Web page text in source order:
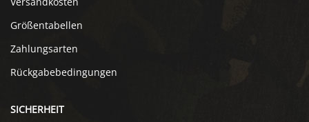
Größentabellen
Zahlungsarten
Rückgabebedingungen
SICHERHEIT